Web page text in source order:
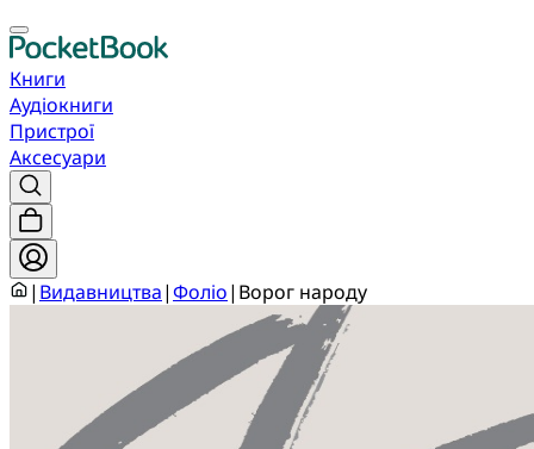
Книги
Аудіокниги
Пристрої
Аксесуари
| Видавництва|Фоліо| Ворог народу